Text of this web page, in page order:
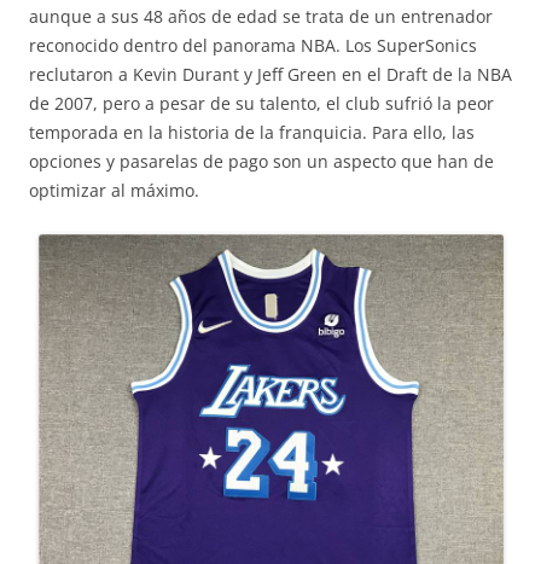
aunque a sus 48 años de edad se trata de un entrenador
reconocido dentro del panorama NBA. Los SuperSonics
reclutaron a Kevin Durant y Jeff Green en el Draft de la NBA
de 2007, pero a pesar de su talento, el club sufrió la peor
temporada en la historia de la franquicia. Para ello, las
opciones y pasarelas de pago son un aspecto que han de
optimizar al máximo.